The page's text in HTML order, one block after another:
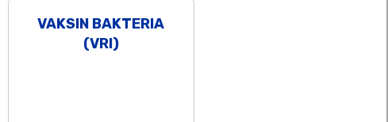
VAKSIN BAKTERIA
(VRI)